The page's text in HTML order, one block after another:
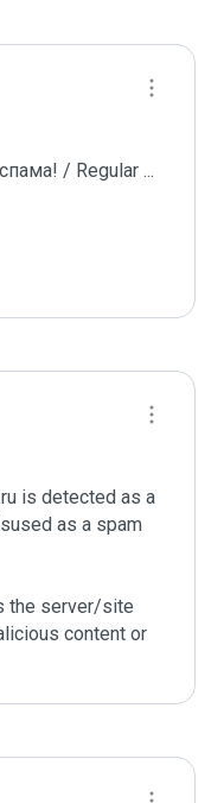
/ Regular ...
is detected as a
as a spam
the server/site
content or